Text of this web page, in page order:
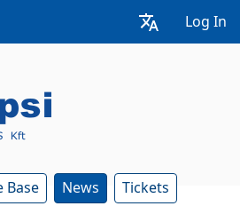
Log In
Base News Tickets